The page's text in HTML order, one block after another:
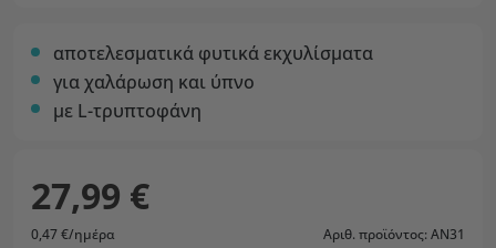
αποτελεσματικά φυτικά εκχυλίσματα
για χαλάρωση και ύπνο
με L-τρυπτοφάνη
27,99 €
0,47 €/ημέρα
Αριθ. προϊόντος: AN31